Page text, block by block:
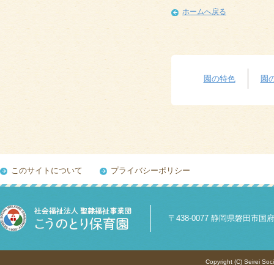
ホームへ戻る
園の特色 園
このサイトについて プライバシーポリシー
〒438-0077 静岡県磐田市国
Copyright (C) Seirei